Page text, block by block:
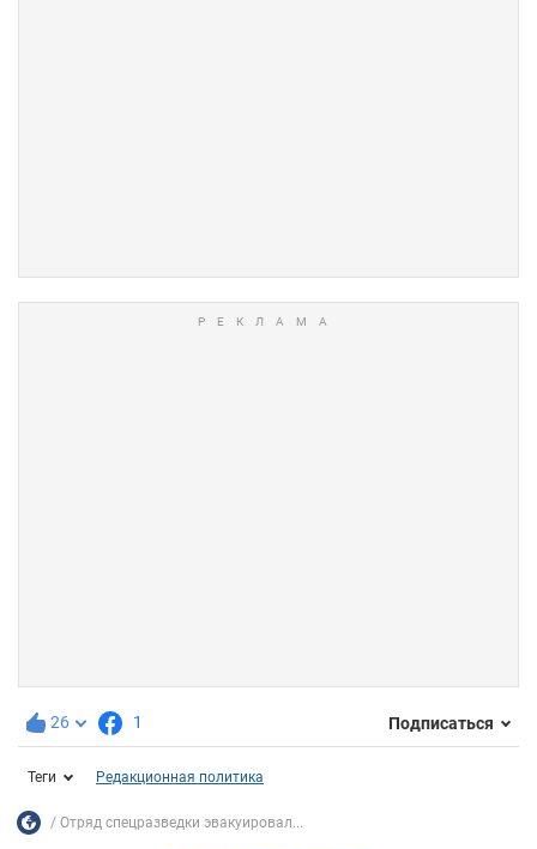
26 1 Подписаться
Теги Редакционная политика
Отряд спецразведки эвакуировал...